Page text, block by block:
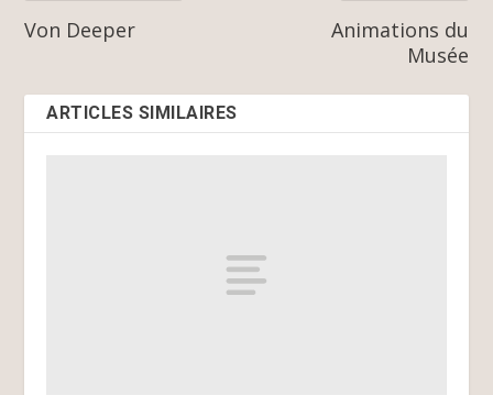
Von Deeper
Animations du
Musée
ARTICLES SIMILAIRES